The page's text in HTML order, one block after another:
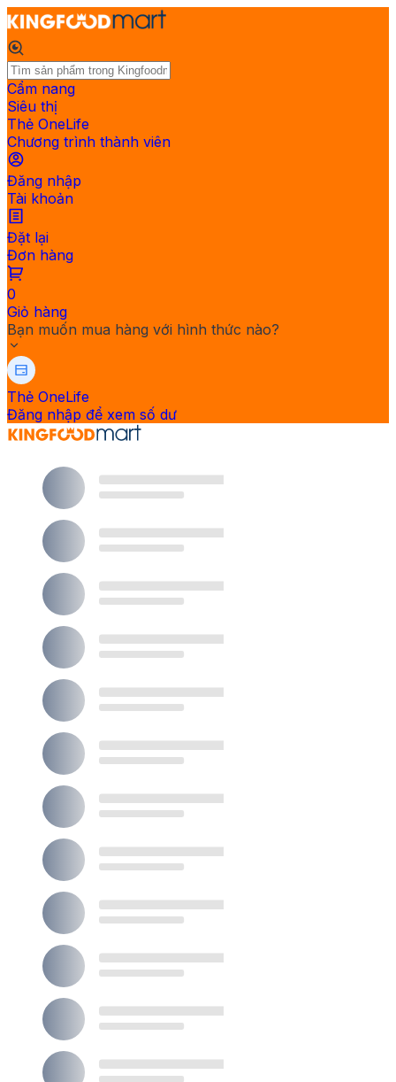
Cẩm nang
Siêu thị
Thẻ OneLife
Chương trình thành viên
Đăng nhập
Tài khoản
Đặt lại
Đơn hàng
0
Giỏ hàng
Bạn muốn mua hàng với hình thức nào?
Thẻ OneLife
Đăng nhập để xem số dư